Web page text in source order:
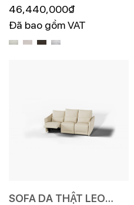
46,440,000₫
Đã bao gồm VAT
SOFA DA THẬT LEO